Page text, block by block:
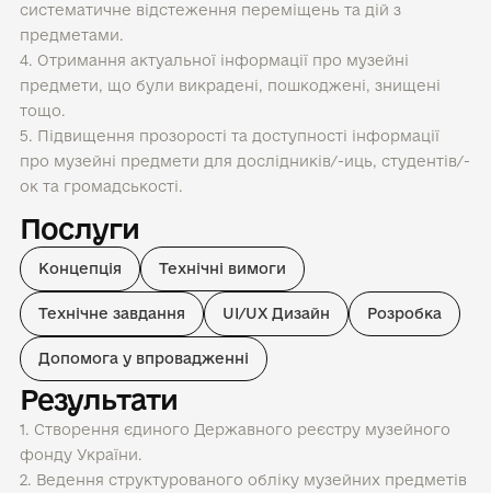
систематичне відстеження переміщень та дій з
предметами.
4. Отримання актуальної інформації про музейні
предмети, що були викрадені, пошкоджені, знищені
тощо.
5. Підвищення прозорості та доступності інформації
про музейні предмети для дослідників/-иць, студентів/-
ок та громадськості.
Послуги
Концепція Технічні вимоги
Технічне завдання UI/UX Дизайн Розробка
Допомога у впровадженні
Результати
1. Створення єдиного Державного реєстру музейного
фонду України.
2. Ведення структурованого обліку музейних предметів